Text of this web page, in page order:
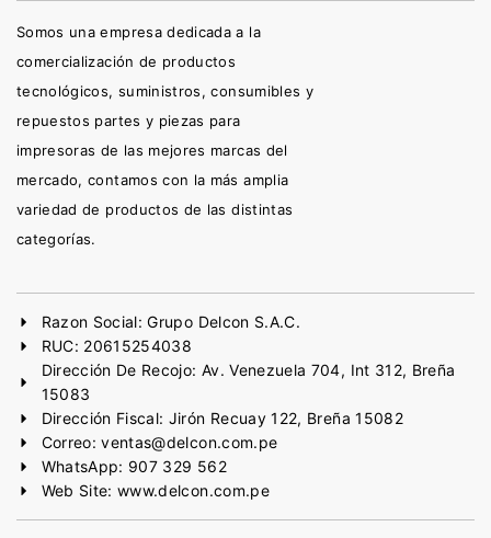
Somos una empresa dedicada a la
comercialización de productos
tecnológicos, suministros, consumibles y
repuestos partes y piezas para
impresoras de las mejores marcas del
mercado, contamos con la más amplia
variedad de productos de las distintas
categorías.
Razon Social: Grupo Delcon S.A.C.
RUC: 20615254038
Dirección De Recojo: Av. Venezuela 704, Int 312, Breña
15083
Dirección Fiscal: Jirón Recuay 122, Breña 15082
Correo: ventas@delcon.com.pe
WhatsApp: 907 329 562
Web Site: www.delcon.com.pe